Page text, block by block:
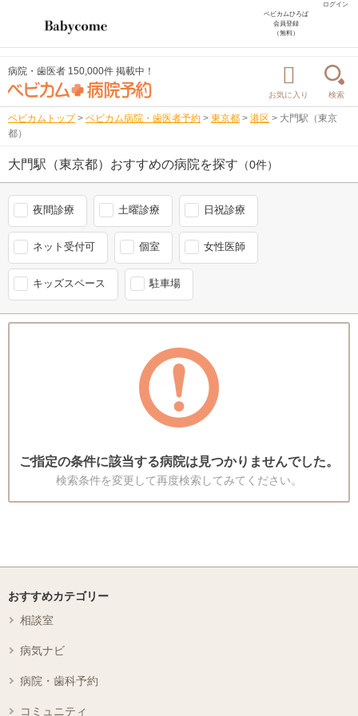
ログイン
ベビカムひろば
会員登録
（無料）
病院・歯医者 150,000件 掲載中！
お気に入り 検索
ベビカムトップ > ベビカム病院・歯医者予約 > 東京都 > 港区 > 大門駅（東京
都）
大門駅（東京都）おすすめの病院を探す （0件）
夜間診療 土曜診療 日祝診療
ネット受付可 個室 女性医師
キッズスペース 駐車場
ご指定の条件に該当する病院は見つかりませんでした。
検索条件を変更して再度検索してみてください。
おすすめカテゴリー
相談室
病気ナビ
病院・歯科予約
コミュニティ